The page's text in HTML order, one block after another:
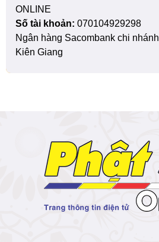
ONLINE
Số tài khoản: 070104929298
Ngân hàng Sacombank chi nhánh
Kiên Giang